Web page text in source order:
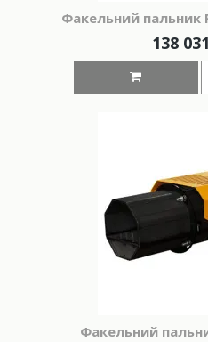
Факельний пальник
138
Факельний